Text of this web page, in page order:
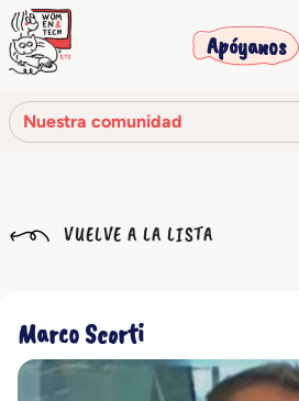
Apóyanos
Nuestra comunidad
Nuestra historia
VUELVE A LA LISTA
Marco Scorti